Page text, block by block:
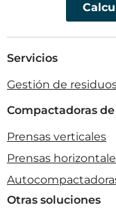
Servicios
Gestión de
Compactadoras
Prensas verticales
Prensas
Otras soluciones